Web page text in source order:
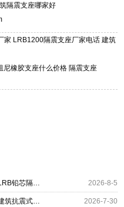
，地址：衡水高新
行业生产经验，国标
全系列支座，资
型、深化、供货、安
高新区北方工业基地
13323182312。
隔震支座哪家好
家 LRB1200隔震支座厂家电话 建筑
橡胶支座什么价格 隔震支座
叠层隔震支座厂家 建筑抗震支座什么价格 LRB铅芯隔震支座600厂家 2026-8-5
建筑厚层隔震支座源头工厂 铅芯支座价格 建筑抗震式橡胶隔震支座定制 2026-7-30